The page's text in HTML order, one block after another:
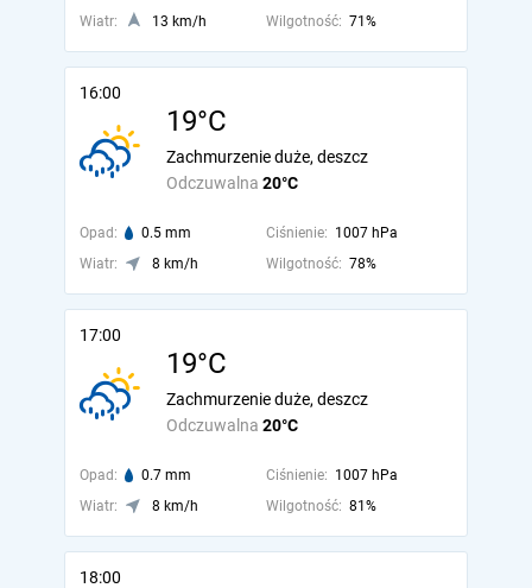
Wiatr:
13 km/h Wilgotność: 71%
16:00
19°C
Odczuwalna 20°C
Zachmurzenie duże, deszcz
Opad: 0.5 mm Ciśnienie: 1007 hPa
Wiatr:
8 km/h Wilgotność: 78%
17:00
19°C
Odczuwalna 20°C
Zachmurzenie duże, deszcz
Opad: 0.7 mm Ciśnienie: 1007 hPa
Wiatr:
8 km/h Wilgotność: 81%
18:00